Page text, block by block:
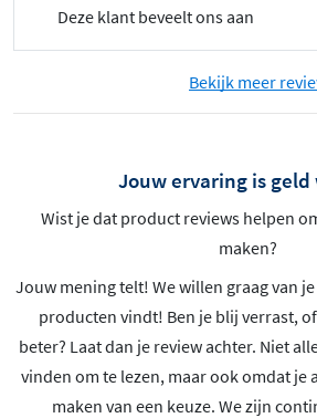
Deze klant beveelt ons aan
Bekijk meer
Jouw ervaring is geld
Wist je dat product reviews helpen
maken?
Jouw mening telt! We willen graag van
producten vindt! Ben je blij verrast,
beter? Laat dan je review achter. Niet
vinden om te lezen, maar ook omdat je
maken van een keuze. We zijn